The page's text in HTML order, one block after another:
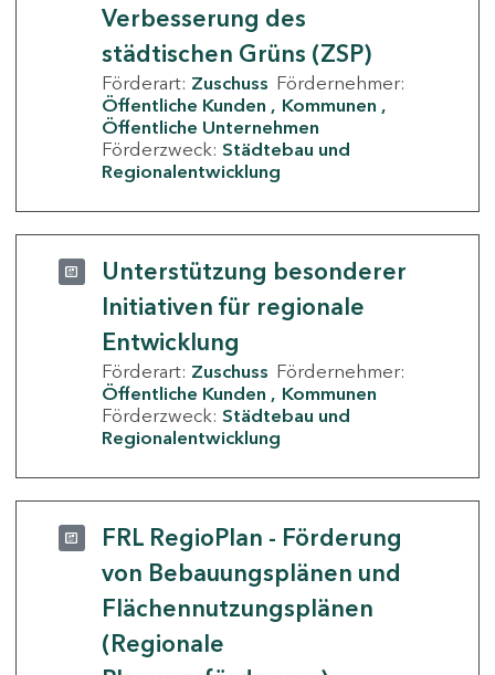
Verbesserung des
städtischen Grüns (ZSP)
Förderart: Zuschuss Fördernehmer:
Öffentliche Kunden
Kommunen
Öffentliche Unternehmen
Förderzweck: Städtebau und
Regionalentwicklung
Unterstützung besonderer
Initiativen für regionale
Entwicklung
Förderart: Zuschuss Fördernehmer:
Öffentliche Kunden
Kommunen
Förderzweck: Städtebau und
Regionalentwicklung
FRL RegioPlan - Förderung
von Bebauungsplänen und
Flächennutzungsplänen
(Regionale